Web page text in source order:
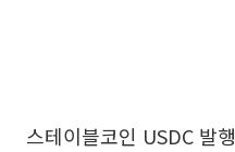
스테이블코인 USDC 발